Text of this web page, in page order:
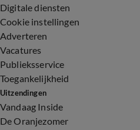
Digitale diensten
Cookie instellingen
Adverteren
Vacatures
Publieksservice
Toegankelijkheid
Uitzendingen
Vandaag Inside
De Oranjezomer